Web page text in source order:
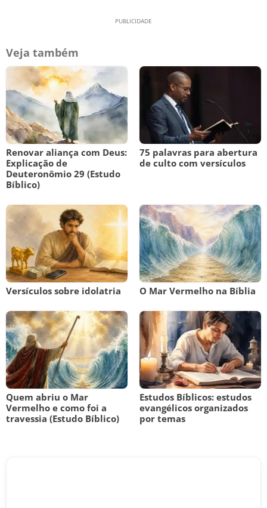
Veja também
Renovar aliança com Deus:
Explicação de
Deuteronômio 29 (Estudo
Bíblico)
75 palavras para abertura
de culto com versículos
Versículos sobre idolatria O Mar Vermelho na Bíblia
Quem abriu o Mar
Vermelho e como foi a
travessia (Estudo Bíblico)
Estudos Bíblicos: estudos
evangélicos organizados
por temas